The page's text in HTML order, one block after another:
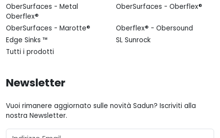
OberSurfaces - Metal
Oberflex®
OberSurfaces - Oberflex®
OberSurfaces - Marotte®
Oberflex® - Obersound
Edge Sinks ™
SL Sunrock
Tutti i prodotti
Newsletter
Vuoi rimanere aggiornato sulle novità Sadun? Iscriviti alla
nostra Newsletter.
Email